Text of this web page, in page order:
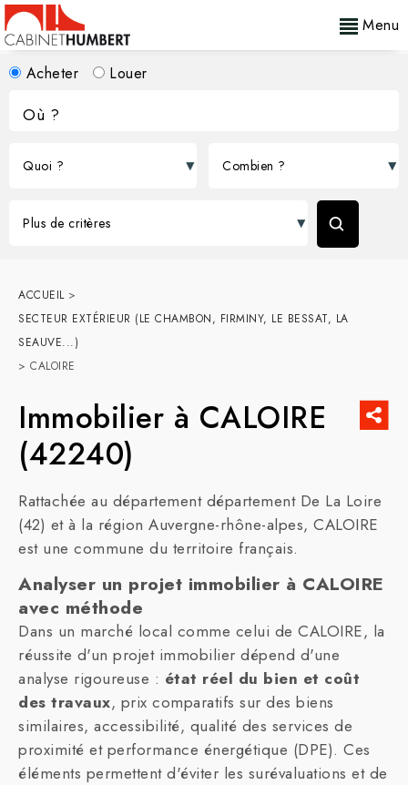
Menu
Acheter Louer
ACCUEIL>
SECTEUR EXTÉRIEUR (LE CHAMBON, FIRMINY, LE BESSAT, LA
SEAUVE...)
> CALOIRE
Immobilier à CALOIRE
(42240)
Rattachée au département département De La Loire
(42) et à la région Auvergne-rhône-alpes, CALOIRE
est une commune du territoire français.
Analyser un projet immobilier à CALOIRE
avec méthode
Dans un marché local comme celui de CALOIRE, la
réussite d'un projet immobilier dépend d'une
analyse rigoureuse : état réel du bien et coût
des travaux, prix comparatifs sur des biens
similaires, accessibilité, qualité des services de
proximité et performance énergétique (DPE). Ces
éléments permettent d'éviter les surévaluations et de